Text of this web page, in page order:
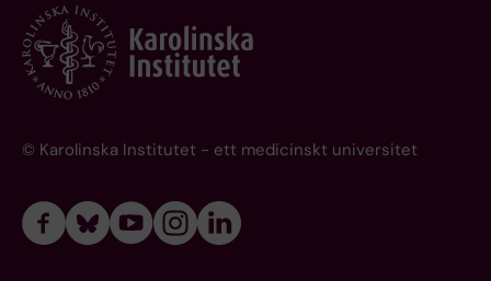
© Karolinska Institutet - ett medicinskt universitet